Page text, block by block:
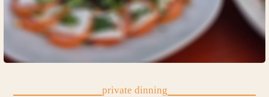
private dinning